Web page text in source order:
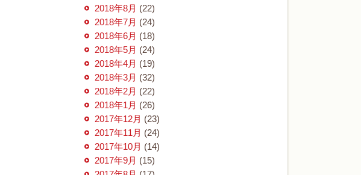
2018年8月 (22)
2018年7月 (24)
2018年6月 (18)
2018年5月 (24)
2018年4月 (19)
2018年3月 (32)
2018年2月 (22)
2018年1月 (26)
2017年12月 (23)
2017年11月 (24)
2017年10月 (14)
2017年9月 (15)